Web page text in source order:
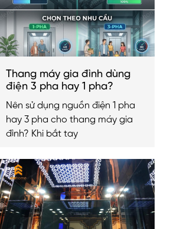
Thang máy gia đình dùng
điện 3 pha hay 1 pha?
Nên sử dụng nguồn điện 1 pha
hay 3 pha cho thang máy gia
đình? Khi bắt tay